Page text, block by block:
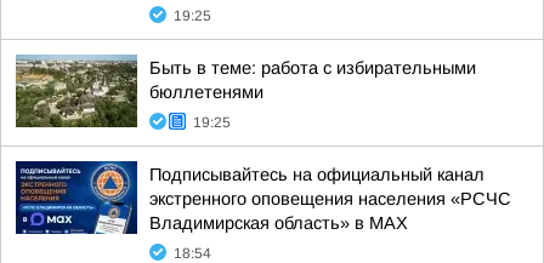
19:25
Быть в теме: работа с избирательными
бюллетенями
19:25
Подписывайтесь на официальный канал
экстренного оповещения населения «РСЧС
Владимирская область» в МАХ
18:54